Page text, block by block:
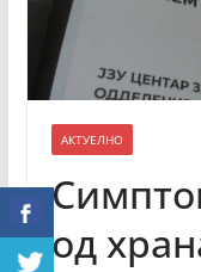
АКТУЕЛНО
од